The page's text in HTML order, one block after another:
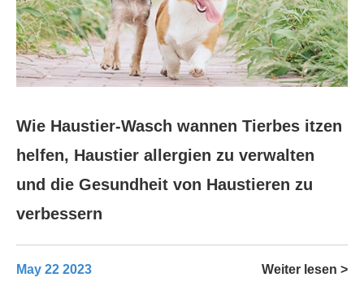
Wie Haustier-Wasch wannen Tierbes itzen
helfen, Haustier allergien zu verwalten
und die Gesundheit von Haustieren zu
verbessern
May 22 2023 Weiter lesen >